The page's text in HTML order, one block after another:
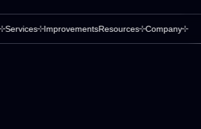
Services ImprovementsResources Company